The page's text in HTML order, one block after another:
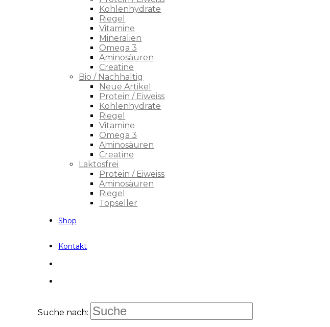
Kohlenhydrate
Riegel
Vitamine
Mineralien
Omega 3
Aminosäuren
Creatine
Bio / Nachhaltig
Neue Artikel
Protein / Eiweiss
Kohlenhydrate
Riegel
Vitamine
Omega 3
Aminosäuren
Creatine
Laktosfrei
Protein / Eiweiss
Aminosäuren
Riegel
Topseller
Shop
Kontakt
Suche nach: